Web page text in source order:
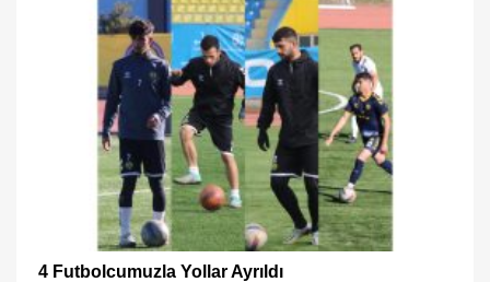
4 Futbolcumuzla Yollar Ayrıldı